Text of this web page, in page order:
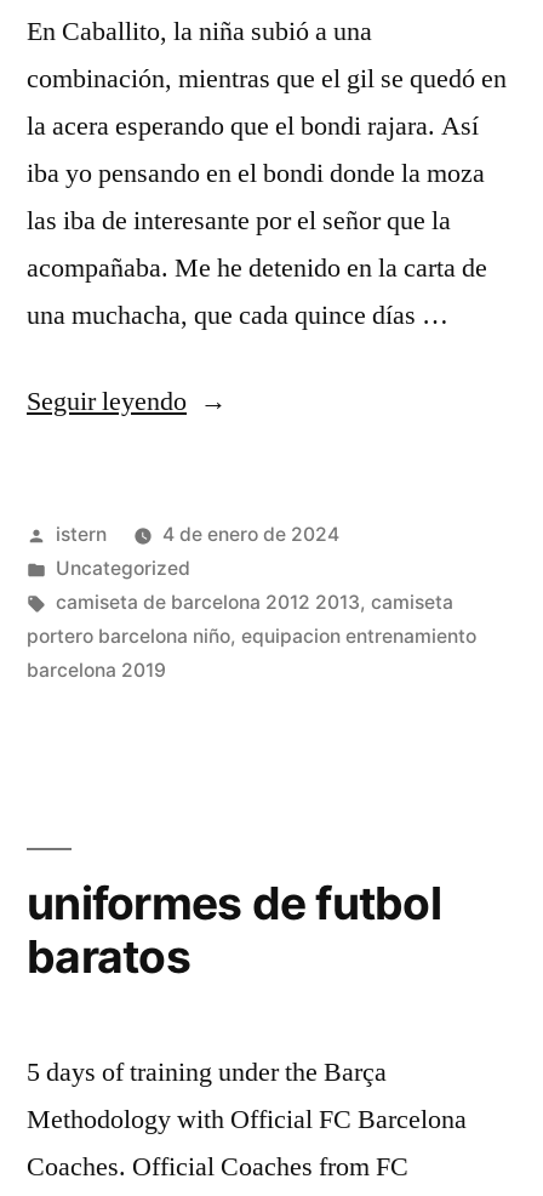
En Caballito, la niña subió a una
combinación, mientras que el gil se quedó en
la acera esperando que el bondi rajara. Así
iba yo pensando en el bondi donde la moza
las iba de interesante por el señor que la
acompañaba. Me he detenido en la carta de
una muchacha, que cada quince días …
Seguir leyendo«camisetas
europeos»
Publicado
por
istern
4 de enero de 2024
Publicado
en
Uncategorized
Etiquetas:
camiseta de barcelona 2012 2013, camiseta
portero barcelona niño, equipacion entrenamiento
barcelona 2019
uniformes de futbol
baratos
5 days of training under the Barça
Methodology with Official FC Barcelona
Coaches. Official Coaches from FC